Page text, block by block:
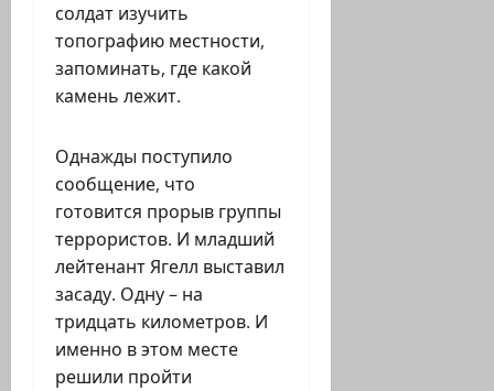
солдат изучить
топографию местности,
запоминать, где какой
камень лежит.
Однажды поступило
сообщение, что
готовится прорыв группы
террористов. И младший
лейтенант Ягелл выставил
засаду. Одну – на
тридцать километров. И
именно в этом месте
решили пройти